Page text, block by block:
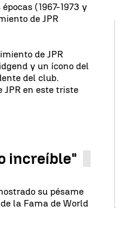
(1967-1973 y
de JPR
de JPR
y un ícono del
del club.
en este triste
increíble"
su pésame
la Fama de World